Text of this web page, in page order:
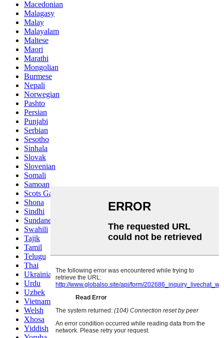
Macedonian
Malagasy
Malay
Malayalam
Maltese
Maori
Marathi
Mongolian
Burmese
Nepali
Norwegian
Pashto
Persian
Punjabi
Serbian
Sesotho
Sinhala
Slovak
Slovenian
Somali
Samoan
Scots Gaelic
Shona
Sindhi
Sundanese
Swahili
Tajik
Tamil
Telugu
Thai
Ukrainian
Urdu
Uzbek
Vietnamese
Welsh
Xhosa
Yiddish